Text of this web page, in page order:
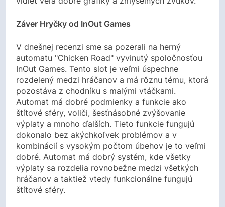
Záver Hryčky od InOut Games
V dnešnej recenzi sme sa pozerali na herný
automatu "Chicken Road" vyvinutý spoločnosťou
InOut Games. Tento slot je veľmi úspechne
rozdelený medzi hráčanov a má rôznu tému, ktorá
pozostáva z chodníku s malými vtáčkami.
Automat má dobré podmienky a funkcie ako
štítové sféry, voliči, šesťnásobné zvýšovanie
výplaty a mnoho ďalších. Tieto funkcie fungujú
dokonalo bez akýchkoľvek problémov a v
kombinácií s vysokým počtom úbehov je to veľmi
dobré. Automat má dobrý systém, kde všetky
výplaty sa rozdelia rovnobežne medzi všetkých
hráčanov a taktiež vtedy funkcionálne fungujú
štítové sféry.